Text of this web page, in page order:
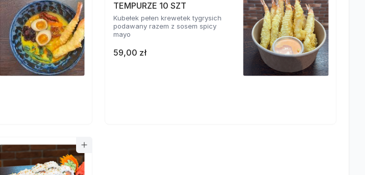
TEMPURZE 10 SZT
Kubełek pełen krewetek tygrysich
podawany razem z sosem spicy
mayo
59,00 zł